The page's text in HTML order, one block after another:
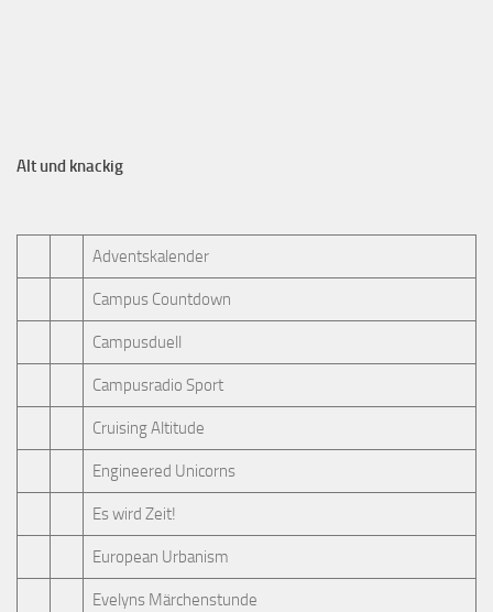
Alt und knackig
Adventskalender
Campus Countdown
Campusduell
Campusradio Sport
Cruising Altitude
Engineered Unicorns
Es wird Zeit!
European Urbanism
Evelyns Märchenstunde